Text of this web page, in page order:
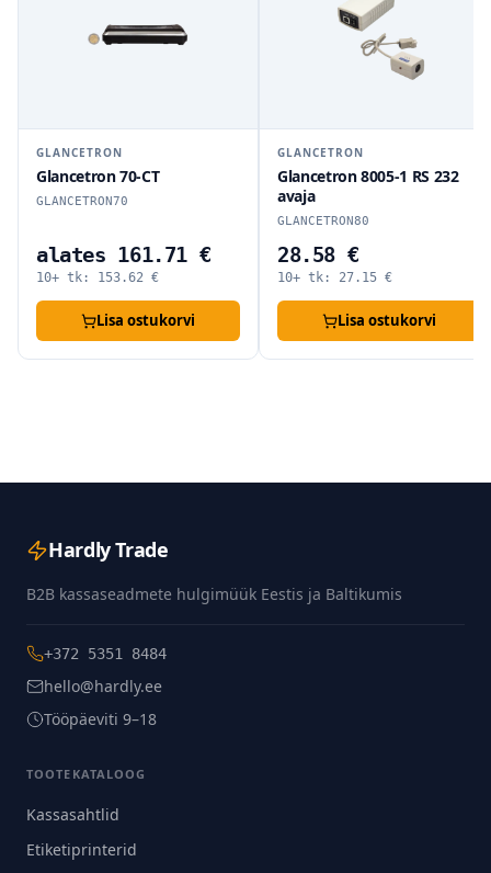
GLANCETRON
Glancetron 70-CT
GLANCETRON70
alates 161.71 €
10+ tk: 153.62 €
Lisa ostukorvi
GLANCETRON
Glancetron 8005-1 RS 232
avaja
GLANCETRON80
28.58 €
10+ tk: 27.15 €
Lisa ostukorvi
Hardly Trade
B2B kassaseadmete hulgimüük Eestis ja Baltikumis
+372 5351 8484
hello@hardly.ee
Tööpäeviti 9–18
TOOTEKATALOOG
Kassasahtlid
Etiketiprinterid